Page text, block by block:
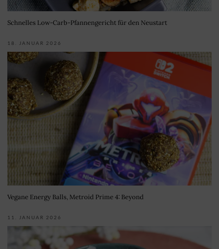
Schnelles Low-Carb-Pfannengericht für den Neustart
18. JANUAR 2026
Vegane Energy Balls, Metroid Prime 4: Beyond
11. JANUAR 2026